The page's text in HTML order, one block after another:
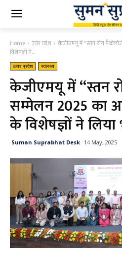
Home उत्तर प्रदेश
केजीएमयू में "स्तन रोग
विशेषज्ञों ने...
उत्तर प्रदेश स्वास्थ्य
केजीएमयू में “स्तन
सम्मेलन 2025 का
के विशेषज्ञों ने
Suman Suprabhat Desk 14 May, 2025